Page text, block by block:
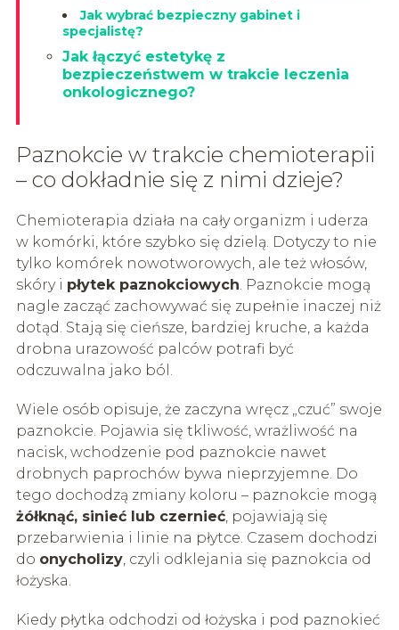
Jak wybrać bezpieczny gabinet i
specjalistę?
Jak łączyć estetykę z
bezpieczeństwem w trakcie leczenia
onkologicznego?
Paznokcie w trakcie chemioterapii
– co dokładnie się z nimi dzieje?
Chemioterapia działa na cały organizm i uderza
w komórki, które szybko się dzielą. Dotyczy to nie
tylko komórek nowotworowych, ale też włosów,
skóry i płytek paznokciowych. Paznokcie mogą
nagle zacząć zachowywać się zupełnie inaczej niż
dotąd. Stają się cieńsze, bardziej kruche, a każda
drobna urazowość palców potrafi być
odczuwalna jako ból.
Wiele osób opisuje, że zaczyna wręcz „czuć” swoje
paznokcie. Pojawia się tkliwość, wrażliwość na
nacisk, wchodzenie pod paznokcie nawet
drobnych paprochów bywa nieprzyjemne. Do
tego dochodzą zmiany koloru – paznokcie mogą
żółknąć, sinieć lub czernieć, pojawiają się
przebarwienia i linie na płytce. Czasem dochodzi
do onycholizy, czyli odklejania się paznokcia od
łożyska.
Kiedy płytka odchodzi od łożyska i pod paznokieć